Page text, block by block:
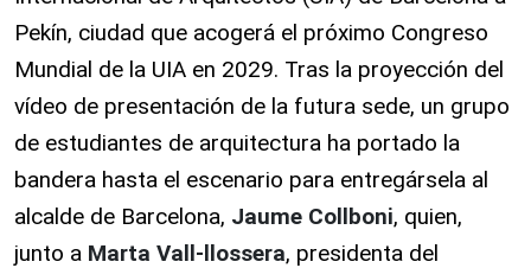
Pekín, ciudad que acogerá el próximo Congreso
Mundial de la UIA en 2029. Tras la proyección del
vídeo de presentación de la futura sede, un grupo
de estudiantes de arquitectura ha portado la
bandera hasta el escenario para entregársela al
alcalde de Barcelona, Jaume Collboni, quien,
junto a Marta Vall-llossera, presidenta del